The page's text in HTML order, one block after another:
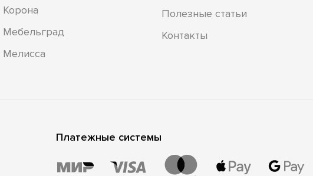
Корона
Мебельград
Мелисса
Полезные статьи
Контакты
Платежные системы